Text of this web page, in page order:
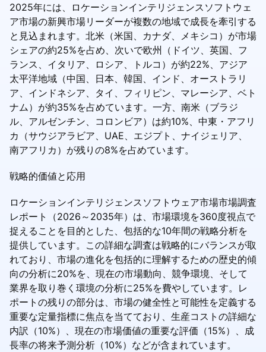
2025年には、ロケーションインテリジェンスソフトウェ
ア市場の新興市場リーダーが複数の地域で成長を牽引する
と見込まれます。北米（米国、カナダ、メキシコ）が市場
シェアの約25%を占め、次いで欧州（ドイツ、英国、フ
ランス、イタリア、ロシア、トルコ）が約22%、アジア
太平洋地域（中国、日本、韓国、インド、オーストラリ
ア、インドネシア、タイ、フィリピン、マレーシア、ベト
ナム）が約35%を占めています。一方、南米（ブラジ
ル、アルゼンチン、コロンビア）は約10%、中東・アフリ
カ（サウジアラビア、UAE、エジプト、ナイジェリア、
南アフリカ）が残りの8%を占めています。
戦略的価値と応用
ロケーションインテリジェンスソフトウェア市場市場調査
レポート（2026～2035年）は、市場環境を360度視点で
捉えることを目的とした、包括的な10年間の戦略分析を
提供しています。この詳細な調査は戦略的にバランスが取
れており、市場の進化を包括的に理解するための歴史的傾
向の分析に20%を、現在の市場動向、競争環境、そして
業界を取り巻く環境の分析に25%を費やしています。レ
ポートの残りの部分は、市場の健全性と可能性を定義する
重要な定量指標に焦点を当てており、生産コストの詳細な
内訳（10%）、現在の市場価値の重要な評価（15%）、成
長率の将来予測分析（10%）などが含まれています。